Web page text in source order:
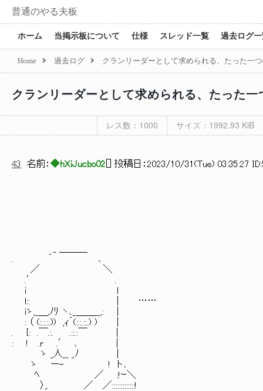
普通のやる夫板
ホーム 当掲示板について 仕様 スレッド一覧 過去ログ
Home 過去ログ クランリーダーとして求められる、たった一
クランリーダーとして求められる、たった一
レス数：1000 サイズ：1992.93 KiB
43 名前： ◆hXiJucbo02 ] 投稿日： 2023/10/31(Tue) 03:35:27
. ´ ､
／ ＼
.′ .
i ｌ
l:: | ……
iゝ,_＿,ﾉﾘ ヽ､_＿＿__,: |
: （ (:.:.:.)) ,ｨ´(:.:.::.) ) |
. {: .￣.:. .::.:￣ |
: ! .r .′ ､ |
ゝ _人__ _ﾉ |
ゝ ー- ! ト､
ﾍ ／ :!ｰ＼
〉,. ／ ／:::::::::::::!